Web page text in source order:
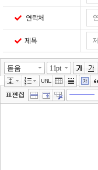
연락처
제목
돋움 11pt